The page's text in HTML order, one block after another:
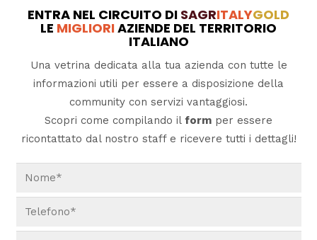
ENTRA NEL CIRCUITO DI SAGRITALYGOLD
LE MIGLIORIAZIENDE DEL TERRITORIO
ITALIANO
Una vetrina dedicata alla tua azienda con tutte le
informazioni utili per essere a disposizione della
community con servizi vantaggiosi.
Scopri come compilando il form per essere
ricontattato dal nostro staff e ricevere tutti i dettagli!